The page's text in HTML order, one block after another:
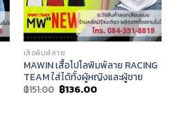
เสื้อพิมพ์ลาย
MAWIN เสื้อโปโลพิมพ์ลาย RACING
TEAM ใส่ได้ทั้งผู้หญิงและผู้ชาย
฿151.00 Original
price
฿136.00Current